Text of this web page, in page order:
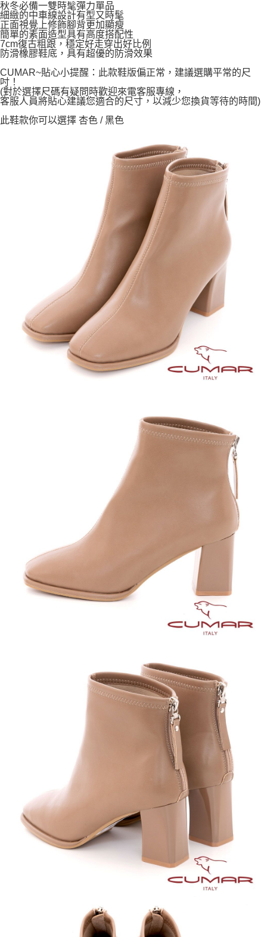
秋冬必備一雙時髦彈力單品
細緻的中車線設計有型又時髦
正面視覺上修飾腳背更加顯瘦
簡單的素面造型具有高度搭配性
7cm復古粗跟，穩定好走穿出好比例
防滑橡膠鞋底，具有超優的防滑效果
CUMAR~貼心小提醒：此款鞋版偏正常，建議選購平常的尺
吋！
(對於選擇尺碼有疑問時歡迎來電客服專線，
客服人員將貼心建議您適合的尺寸，以減少您換貨等待的時間)
此鞋款你可以選擇 杏色 / 黑色